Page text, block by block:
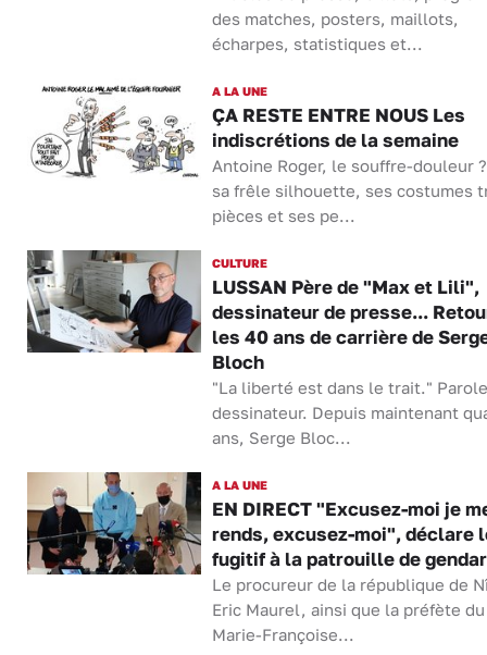
des matches, posters, maillots,
écharpes, statistiques et...
A LA UNE
ÇA RESTE ENTRE NOUS Les
indiscrétions de la semaine
Antoine Roger, le souffre-douleur
sa frêle silhouette, ses costumes
pièces et ses pe...
CULTURE
LUSSAN Père de "Max et Lili",
dessinateur de presse...
les 40 ans de carrière de
Bloch
"La liberté est dans le trait."
dessinateur. Depuis maintenant
ans, Serge Bloc...
A LA UNE
EN DIRECT "Excusez-moi je
rends, excusez-moi", déclare
fugitif à la patrouille de
Le procureur de la république de
Eric Maurel, ainsi que la préfète du
Marie-Françoise...